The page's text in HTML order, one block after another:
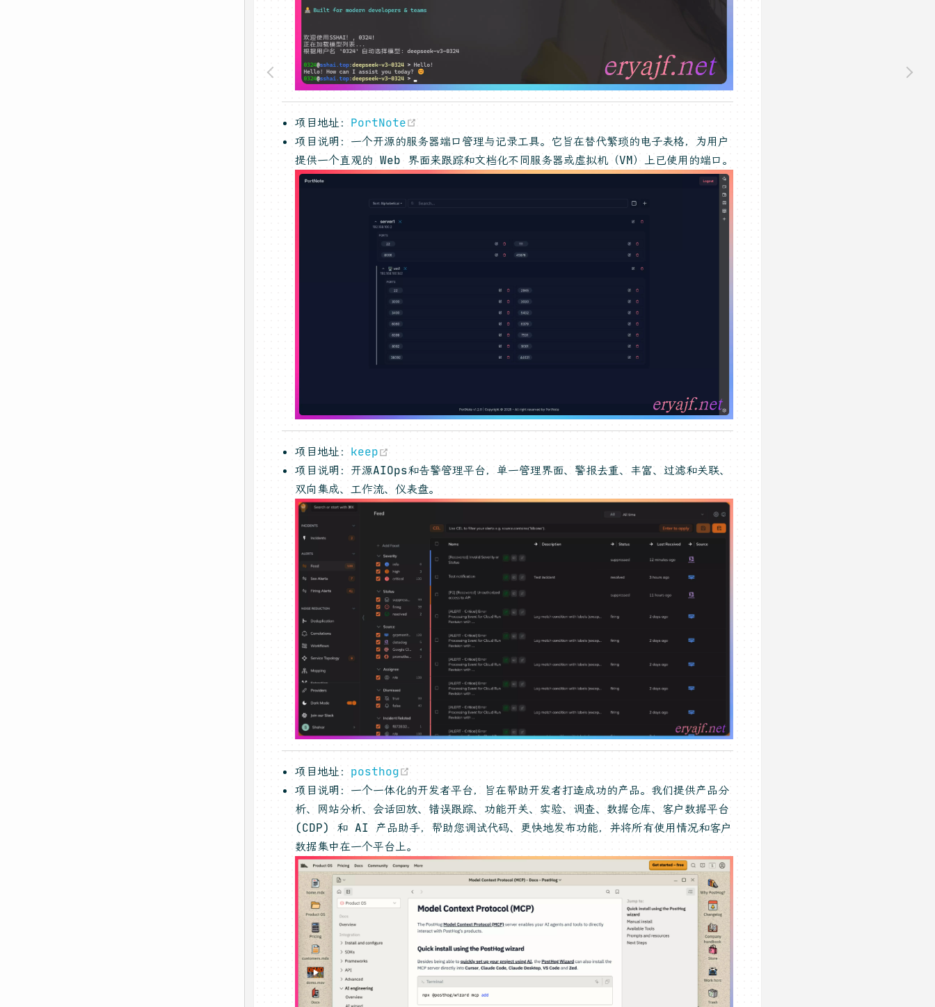
项目地址： PortNote
项目说明：一个开源的服务器端口管理与记录工具。它旨在替代繁琐的电子表格，为用户
提供一个直观的 Web 界面来跟踪和文档化不同服务器或虚拟机（VM）上已使用的端口。
项目地址： keep
项目说明：开源AIOps和告警管理平台，单一管理界面、警报去重、丰富、过滤和关联、
双向集成、工作流、仪表盘。
项目地址： posthog
项目说明：一个一体化的开发者平台，旨在帮助开发者打造成功的产品。我们提供产品分
析、网站分析、会话回放、错误跟踪、功能开关、实验、调查、数据仓库、客户数据平台
(CDP) 和 AI 产品助手，帮助您调试代码、更快地发布功能，并将所有使用情况和客户
数据集中在一个平台上。